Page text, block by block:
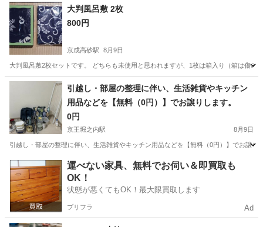
大判風呂敷 2枚
800円
京成高砂駅 8月9日
大判風呂敷2枚セットです。 どちらも未使用と思われますが、1枚は箱入り（箱は傷
東京 葛飾区 京成高砂駅 その他 風呂敷
引越し・部屋の整理に伴い、生活雑貨やキッチン
用品などを【無料（0円）】でお譲りします。
0円
京王堀之内駅 8月9日
引越し・部屋の整理に伴い、生活雑貨やキッチン用品などを【無料（0円）】でお譲
東京 八王子市 京王堀之内駅 その他 用品
運べない家具、無料でお伺い＆即買取も
OK！
状態が悪くてもOK！最大限買取します
プリフラ Ad